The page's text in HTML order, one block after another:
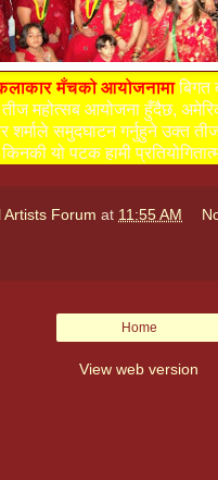
मँचको आयोजनामाबिगत
महोत्सब आयोजना हुँदैछ,
शर्माले समुदघाटन गर्नुहुने उक्त
यो पटक हामी
Artists Forum at 11:55 AM
Home
View web version